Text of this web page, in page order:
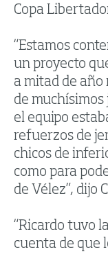
Copa
“Estamos
un proyecto
a mitad de
de muchísimos
el equipo
refuerzos de
chicos de
como para
de Vélez”, dijo
“Ricardo tuvo
cuenta de que